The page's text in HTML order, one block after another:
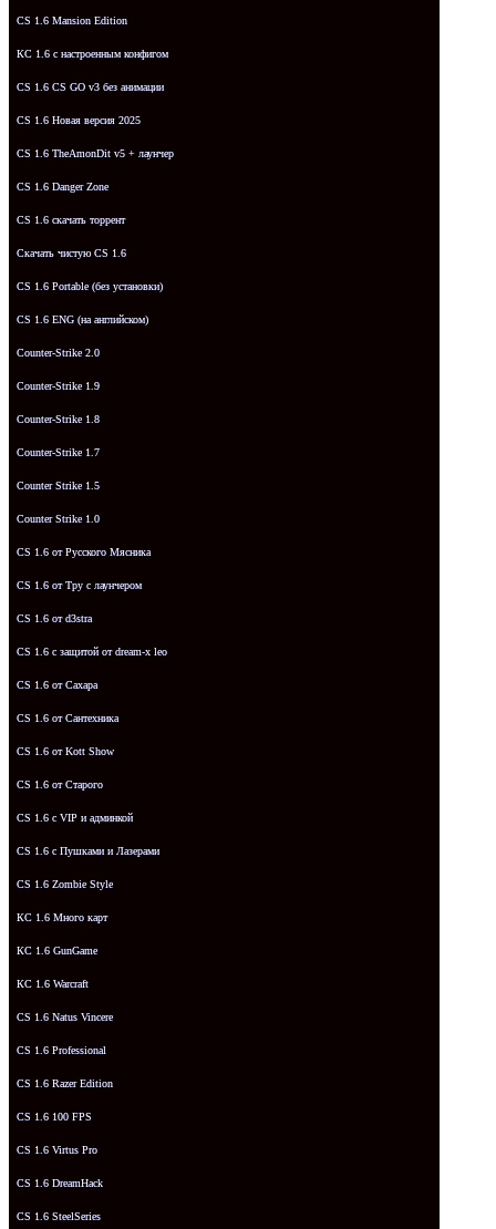
CS 1.6 Mansion Edition
КС 1.6 с настроенным конфигом
CS 1.6 CS GO v3 без анимации
CS 1.6 Новая версия 2025
CS 1.6 TheAmonDit v5 + лаунчер
CS 1.6 Danger Zone
CS 1.6 скачать торрент
Скачать чистую CS 1.6
CS 1.6 Portable (без установки)
CS 1.6 ENG (на английском)
Counter-Strike 2.0
Counter-Strike 1.9
Counter-Strike 1.8
Counter-Strike 1.7
Counter Strike 1.5
Counter Strike 1.0
CS 1.6 от Русского Мясника
CS 1.6 от Tpy с лаунчером
CS 1.6 от d3stra
CS 1.6 с защитой от dream-x leo
CS 1.6 от Сахара
CS 1.6 от Сантехника
CS 1.6 от Kott Show
CS 1.6 от Старого
CS 1.6 с VIP и админкой
CS 1.6 с Пушками и Лазерами
CS 1.6 Zombie Style
КС 1.6 Много карт
КС 1.6 GunGame
КС 1.6 Warcraft
CS 1.6 Natus Vincere
CS 1.6 Professional
CS 1.6 Razer Edition
CS 1.6 100 FPS
CS 1.6 Virtus Pro
CS 1.6 DreamHack
CS 1.6 SteelSeries